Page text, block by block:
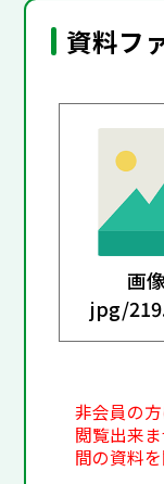
資料フ
画像
jpg/
非会員の
閲覧出来
間の資料を